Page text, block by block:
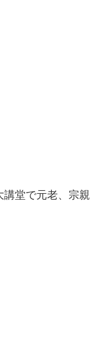
堂で元老、宗